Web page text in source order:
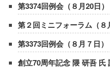
第3374回例会（８月20日）
第２回ミニフォーラム（８
第3373回例会（８月７日）
創立70周年記念 隈 研吾 氏